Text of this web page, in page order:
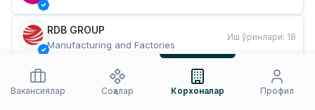
RDB GROUP
Manufacturing and Factories
Иш ўринлари: 18
Restaurants and Fast Food
Иш ўринлари
Вакансиялар
Соҳалар Корхоналар Профил